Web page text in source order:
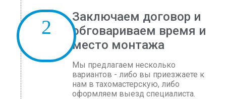
Заключаем договор и
обговариваем время и
место монтажа
Мы предлагаем несколько
вариантов - либо вы приезжаете к
нам в тахомастерскую, либо
оформляем выезд специалиста.